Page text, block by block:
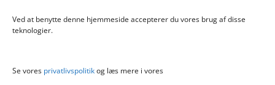
Ved at benytte denne hjemmeside accepterer du vores brug af disse
teknologier.
Se vores privatlivspolitikog læs mere i vores
Kontakt
Privatlivspolitik